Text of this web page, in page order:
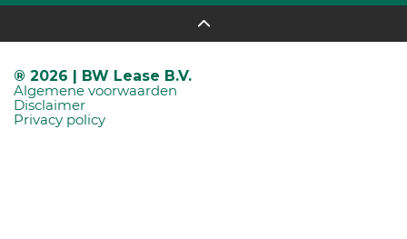
® 2026 | BW Lease B.V.
Algemene voorwaarden
Disclaimer
Privacy policy